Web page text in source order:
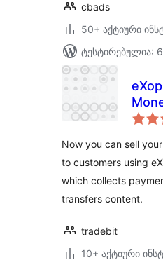
cbads
50+ აქტიური
ტესტირებულია:
Now you can sell
to customers using
which collects
transfers content.
tradebit
10+ აქტიური